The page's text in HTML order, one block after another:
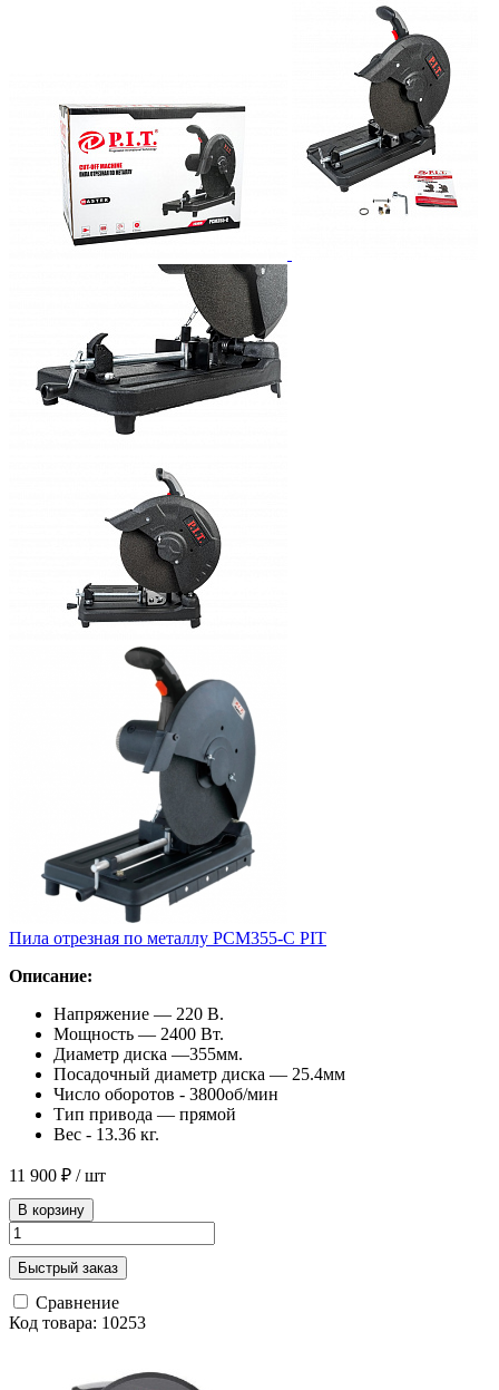
Пила отрезная по металлу РСМ355-C PIT
Описание:
Напряжение — 220 В.
Мощность — 2400 Вт.
Диаметр диска —355мм.
Посадочный диаметр диска — 25.4мм
Число оборотов - 3800об/мин
Тип привода — прямой
Вес - 13.36 кг.
11 900 ₽ / шт
В корзину
Быстрый заказ
Сравнение
Код товара: 10253